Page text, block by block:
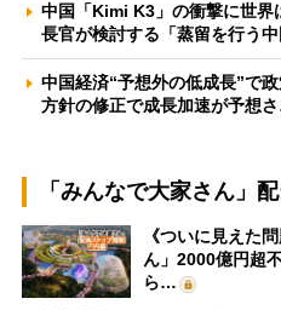
中国「Kimi K3」の衝撃に世
長官が検討する「蒸留を行う
中国経済“予想外の低成長”で
方針の修正で成長加速が予想
「みんなで大家さん」
《ついに見えた
ん」2000億円超
ら…